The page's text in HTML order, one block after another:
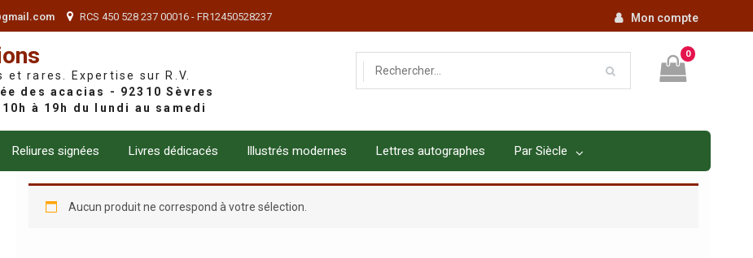
RCS 450 528 237 00016 - FR12450528237 Mon compte
rares. Expertise sur R.V.
0
Reliures signées Livres dédicacés Illustrés modernes Lettres autographes Par Siècle
Aucun produit ne correspond à votre sélection.